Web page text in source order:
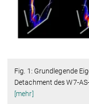
Fig. 1: Grundlegende
Detachment des W7-
[mehr]